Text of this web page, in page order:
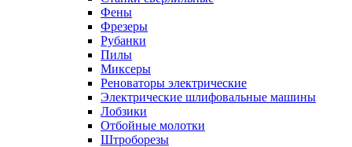
Фены
Фрезеры
Рубанки
Пилы
Миксеры
Реноваторы электрические
Электрические шлифовальные машины
Лобзики
Отбойные молотки
Штроборезы